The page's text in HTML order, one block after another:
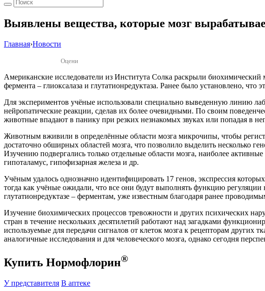
Выявлены вещества, которые мозг
Главная›Новости
Оцени
Американские исследователи из Института Солка раскрыли
фермента – глиоксалаза и глутатионредуктаза. Ранее было установлено,
Для экспериментов учёные использовали специально выведенную линию
нейропатические реакции, сделав их более очевидными. По своим
животные впадают в панику при резких незнакомых звуках или попадая в
Животным вживили в определённые области мозга микрочипы, чтобы
достаточно обширных областей мозга, что позволило выделить
Изучению подвергались только отдельные области мозга, наиболее
гипоталамус, гипофизарная железа и др.
Учёным удалось однозначно идентифицировать 17 генов, экспрессия
тогда как учёные ожидали, что все они будут выполнять функцию
глутатионредуктазе – ферментам, уже известным благодаря ранее
Изучение биохимических процессов тревожности и других психических
стран в течение нескольких десятилетий работают над загадками
используемые для передачи сигналов от клеток мозга к рецепторам
аналогичные исследования и для человеческого мозга, однако сегодня
Купить Нормофлорин®
У представителя В аптеке